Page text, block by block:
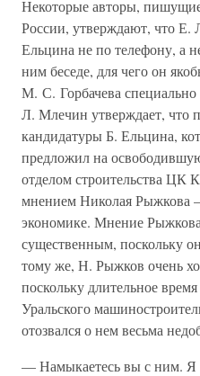
Некоторые авторы,
России, утверждают, что Е.
Ельцина не по телефону, а
ним беседе, для чего он
М. С. Горбачева
Л. Млечин утверждает, что
кандидатуры Б. Ельцина,
предложил на
отделом строительства ЦК
мнением Николая
экономике. Мнение
существенным, поскольку
тому же, Н. Рыжков очень
поскольку длительное
Уральского
отозвался о нем весьма
— Намыкаетесь вы с ним. Я